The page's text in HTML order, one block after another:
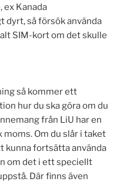
ex Kanada
dyrt, så försök använda
SIM-kort om det skulle
så kommer ett
hur du ska göra om du
från LiU har en
moms. Om du slår i taket
kunna fortsätta använda
om det i ett speciellt
Där finns även